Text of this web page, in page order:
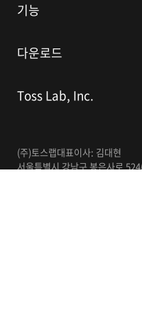
기능
다운로드
Toss Lab, Inc.
(주)토스랩대표이사: 김대현
서울특별시 강남구 봉은사로